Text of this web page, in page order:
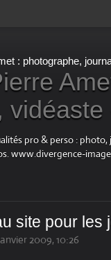
vidéaste
pro & perso :
www.divergence-
site pour les
2009, 10:26